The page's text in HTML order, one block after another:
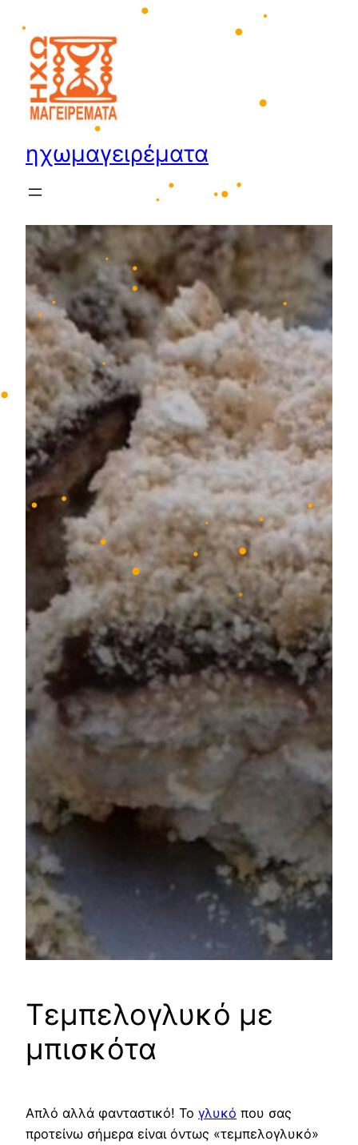
•
• •
•
•
•
•
•
•
•
•
•
•
•
•
•
•
•
•
•
•
περιεχόμενο
ηχωμαγειρέματα
Τεμπελογλυκό με
μπισκότα
Απλό αλλά φανταστικό! Το γλυκό που σας
προτείνω σήμερα είναι όντως «τεμπελογλυκό»